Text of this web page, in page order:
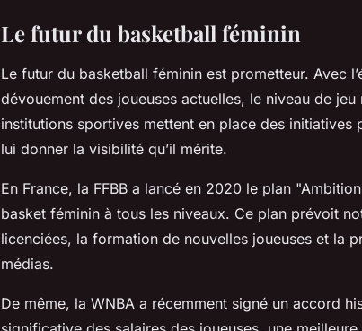
Le futur du basketball féminin
Le futur du basketball féminin est prometteur. Avec
dévouement des joueuses actuelles, le niveau de
institutions sportives mettent en place des
lui donner la visibilité qu’il mérite.
En France, la FFBB a lancé en 2020 le plan
basket féminin à tous les niveaux. Ce plan prévoit
licenciées, la formation de nouvelles joueuses et la
médias.
De même, la WNBA a récemment signé un accord